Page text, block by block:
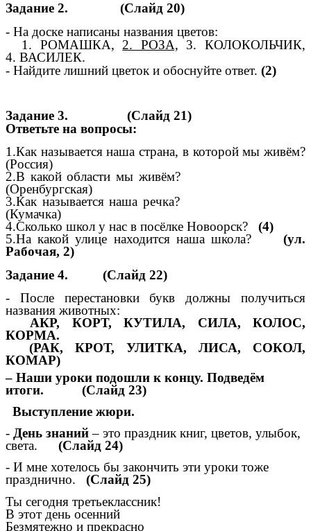
Задание 2. (Слайд 20)
- На доске написаны названия цветов:
1. РОМАШКА,2. РОЗА, 3. КОЛОКОЛЬЧИК,
4. ВАСИЛЕК.
- Найдите лишний цветок и обоснуйте ответ. (2)
Задание 3. (Слайд 21)
Ответьте на вопросы:
1.Как называется наша страна, в которой мы живём?
(Россия)
2.В какой области мы живём?
(Оренбургская)
3.Как называется наша речка?
(Кумачка)
4.Сколько школ у нас в посёлке Новоорск? (4)
5.На какой улице находится наша школа? (ул.
Рабочая, 2)
Задание 4. (Слайд 22)
- После перестановки букв должны получиться
названия животных:
АКР, КОРТ, КУТИЛА, СИЛА, КОЛОС,
КОРМА.
(РАК, КРОТ, УЛИТКА, ЛИСА, СОКОЛ,
КОМАР)
– Наши уроки подошли к концу. Подведём
итоги. (Слайд 23)
Выступление жюри.
- День знаний– это праздник книг, цветов, улыбок,
света. (Слайд 24)
- И мне хотелось бы закончить эти уроки тоже
празднично. (Слайд 25)
Ты сегодня третьеклассник!
В этот день осенний
Безмятежно и прекрасно